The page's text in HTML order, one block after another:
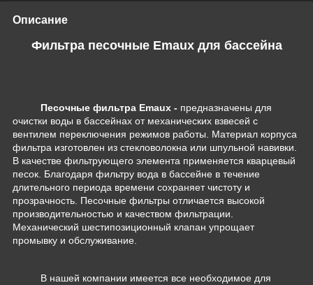
Описание
Фильтра песочные Emaux для бассейна
Песочные фильтра Emaux - предназначены для
очистки воды в бассейнах от механических взвесей с
вентилем переключения режимов работы. Материал корпуса
фильтра изготовлен из стекловолокна или шпульной навивки.
В качестве фильтрующего элемента применяется кварцевый
песок. Благодаря фильтру вода в бассейне в течение
длительного периода времени сохраняет чистоту и
прозрачность. Песочные фильтры отличается высокой
производительностью и качеством фильтрации.
Механический шестипозиционный клапан упрощает
промывку и обслуживание.
В нашей компании имеется все необходимое для